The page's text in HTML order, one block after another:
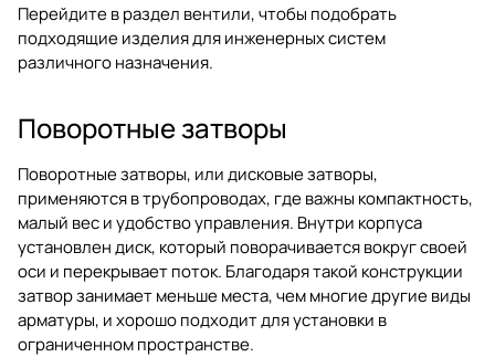
Перейдите в раздел вентили, чтобы подобрать
подходящие изделия для инженерных систем
различного назначения.
Поворотные затворы
Поворотные затворы, или дисковые затворы,
применяются в трубопроводах, где важны компактность,
малый вес и удобство управления. Внутри корпуса
установлен диск, который поворачивается вокруг своей
оси и перекрывает поток. Благодаря такой конструкции
затвор занимает меньше места, чем многие другие виды
арматуры, и хорошо подходит для установки в
ограниченном пространстве.